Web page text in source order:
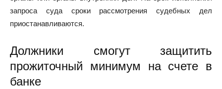
запроса суда сроки рассмотрения судебных дел
приостанавливаются.
Должники смогут защитить
прожиточный минимум на счете в
банке